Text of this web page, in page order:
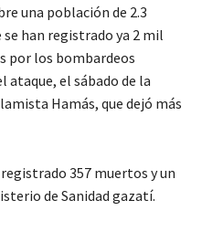
una población de 2.3
han registrado ya 2 mil
por los bombardeos
ataque, el sábado de la
Hamás, que dejó más
357 muertos y un
de Sanidad gazatí.